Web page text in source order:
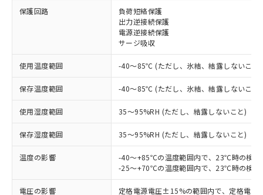
保護回路
負荷短絡保護
出力逆接続保護
電源逆接続保護
サージ吸収
使用温度範囲 -40～85℃ (ただし、氷結、結露しないこと)
保存温度範囲 -40～85℃ (ただし、氷結、結露しないこと)
使用湿度範囲 35～95%RH (ただし、結露しないこと)
保存湿度範囲 35～95%RH (ただし、結露しないこと)
温度の影響
-40～+85℃の温度範囲内で、23℃時の検
-25～+70℃の温度範囲内で、23℃時の検
電圧の影響 定格電源電圧±15%の範囲内で、定格電
ご利用条件
以下の条件をお読みいただき、同意のうえ
ご利用ください。
本サービスは、当社制御機器事業取扱
商品の当社在庫状況および標準価格
(税抜)を提供させていただくもので
当社制御機器事業取扱商品の中には、
本サービスの対象外となる商品もある
対応済み：EU RoHS指令（10物質）の
非含有に対応した製品が提供可能な商品で
対応予定：EU RoHS指令（10物質）の非含
有に対応した製品に切り替える予定のある
商品です。
対応予定なし：EU RoHS指令（10物質）の
非含有に非対応の商品で、対応品を出す予
調査・確認中：EU RoHS指令（10物質）の
非含有の対応状況を調査中または確認中の
非該当品：ライセンス料など無形物で、有
害物質有無と関係のない商品です。
仕入先様の事情により、非含有部品として
いたものが、含有品と判明した場合などや
※1 中国RoHS○×表
「○」：最大均質材料含有率が中国RoHSの
基準値以下であることを示します。
「×」：最大均質材料含有率が中国RoHSの
基準値を超えていることを示します。